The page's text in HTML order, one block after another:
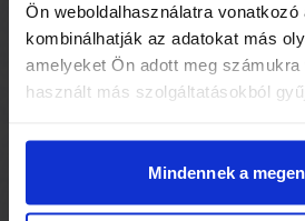
Ön weboldalhasználatra vonatkozó
kombinálhatják az adatokat más
amelyeket Ön adott meg
használt más szolgáltatásokból
Mindennek a
Ilyen egyszerűen és
hozzá: